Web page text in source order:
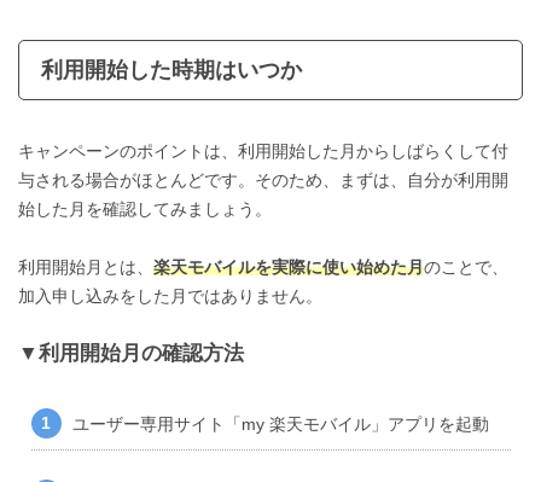
利用開始した時期はいつか
キャンペーンのポイントは、利用開始した月からしばらくして付
与される場合がほとんどです。そのため、まずは、自分が利用開
始した月を確認してみましょう。
利用開始月とは、 楽天モバイルを実際に使い始めた月のことで、
加入申し込みをした月ではありません。
利用開始月の確認方法
ユーザー専用サイト「my 楽天モバイル」アプリを起動